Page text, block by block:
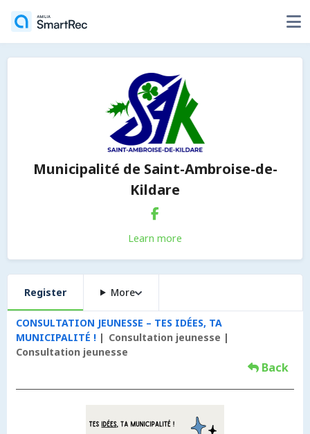
Municipalité de Saint-Ambroise-de-
Kildare
Learn more
Register More
CONSULTATION JEUNESSE – TES IDÉES, TA
MUNICIPALITÉ !
Consultation jeunesse
Consultation jeunesse
Back